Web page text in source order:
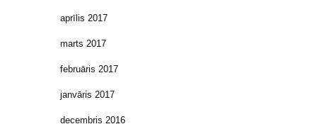
aprīlis 2017
marts 2017
februāris 2017
janvāris 2017
decembris 2016